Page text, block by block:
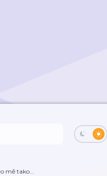
mě tako...